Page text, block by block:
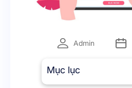
Admin
Mục lục